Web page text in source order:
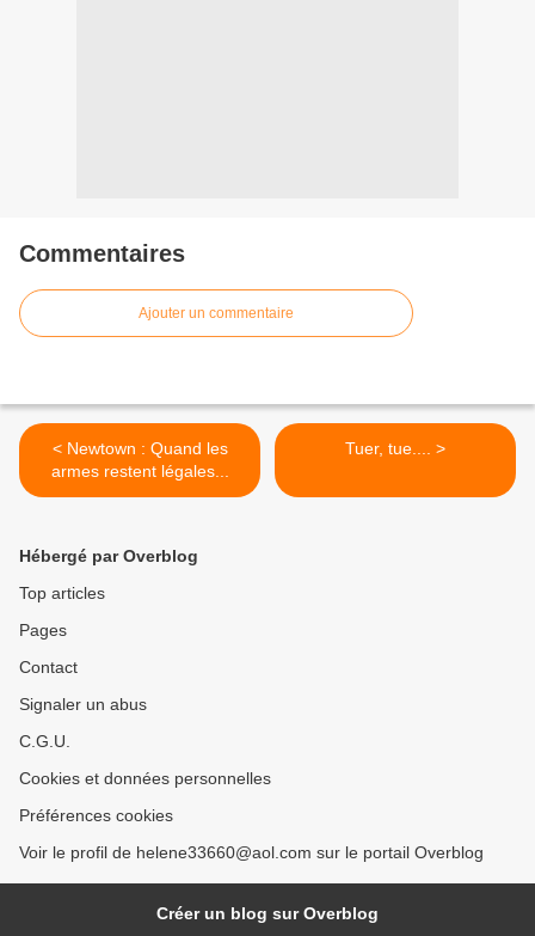
Commentaires
Ajouter un commentaire
< Newtown : Quand les
armes restent légales...
Tuer, tue.... >
Hébergé par Overblog
Top articles
Pages
Contact
Signaler un abus
C.G.U.
Cookies et données personnelles
Préférences cookies
Voir le profil de helene33660@aol.com sur le portail Overblog
Créer un blog sur Overblog